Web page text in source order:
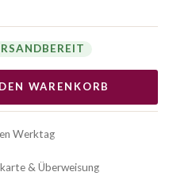
WARENKORB
Werktag
& Überweisung